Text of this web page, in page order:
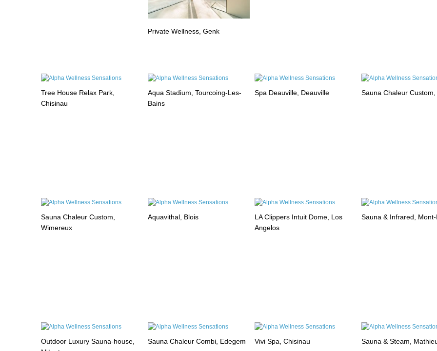
Private Wellness, Genk
Tree House Relax Park,
Chisinau
Aqua Stadium, Tourcoing-Les-
Bains
Spa Deauville, Deauville Sauna Chaleur
Sauna Chaleur Custom,
Wimereux
Aquavithal, Blois
LA Clippers Intuit Dome, Los
Angelos
Sauna & Infrared,
Outdoor Luxury Sauna-house,
Sauna Chaleur Combi, Edegem Vivi Spa, Chisinau Sauna & Steam,